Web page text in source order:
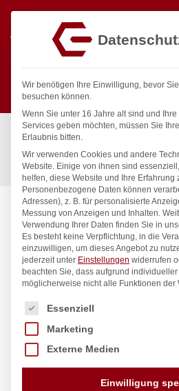
Start / Gastronomiebedarf & Gastro
Präsentation
Tischgeschirr
Miniatur-Pfanne, oval, Fine Dine,
Wir benötigen Ihre Einwilligung, bevor
besuchen können.
Wenn Sie unter 16 Jahre alt sind und
Services geben möchten, müssen Sie
Erlaubnis bitten.
Wir verwenden Cookies und andere
Website. Einige von ihnen sind
helfen, diese Website und Ihre Erfahrung
Personenbezogene Daten können
Adressen), z. B. für personalisierte
Messung von Anzeigen und Inhalten.
Verwendung Ihrer Daten finden Sie in
Es besteht keine Verpflichtung, in die
einzuwilligen, um dieses Angebot zu
jederzeit unter Einstellungen widerrufen
beachten Sie, dass aufgrund
möglicherweise nicht alle Funktionen der
Es folgt eine Liste der Service-
Essenziell
Marketing
Externe Medien
Einwilligung